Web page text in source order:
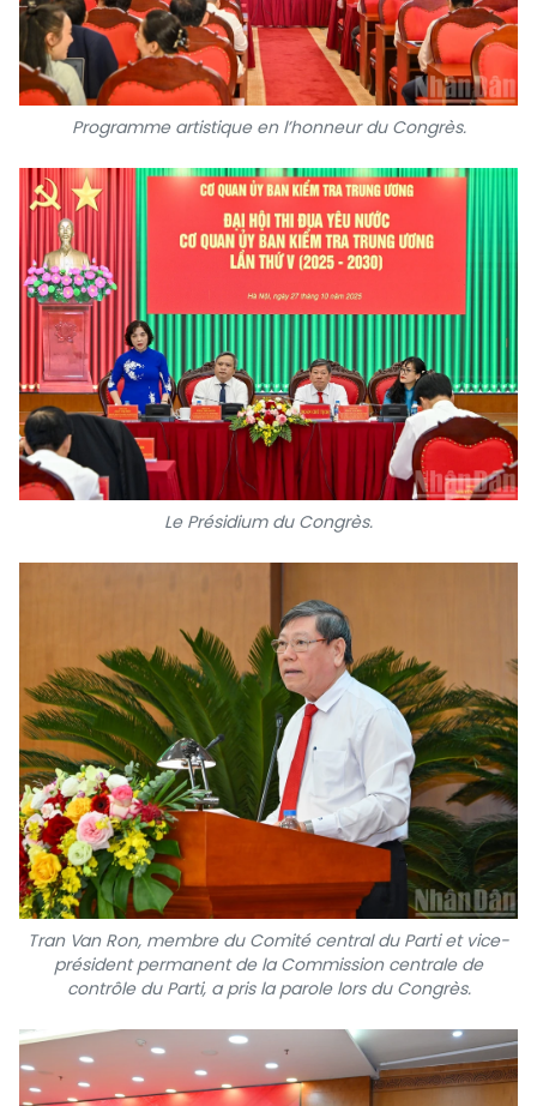
Programme artistique en l’honneur du Congrès.
Le Présidium du Congrès.
Tran Van Ron, membre du Comité central du Parti et vice-
président permanent de la Commission centrale de
contrôle du Parti, a pris la parole lors du Congrès.